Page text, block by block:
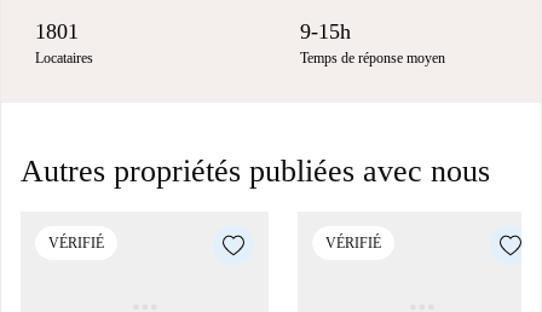
1801
Locataires
9-15h
Temps de réponse moyen
Autres propriétés publiées avec nous
VÉRIFIÉ VÉRIFIÉ